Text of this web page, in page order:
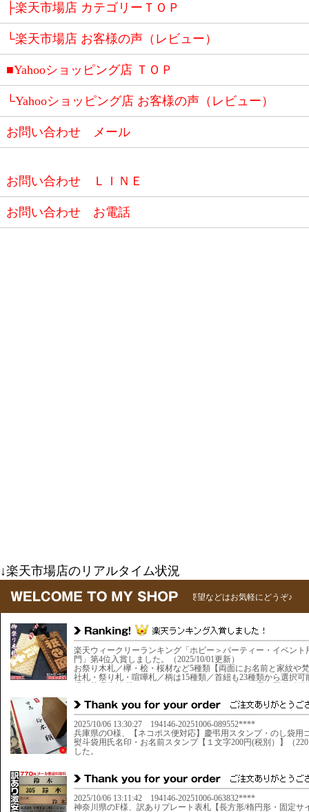
├楽天市場店 カテゴリーＴＯＰ
└楽天市場店 お客様の声（レビュー）
■Yahooショッピング店 ＴＯＰ
└Yahooショッピング店 お客様の声（レビュー）
お問い合わせ メール
お問い合わせ ＬＩＮＥ
お問い合わせ お電話
↓楽天市場店のリアルタイム状況